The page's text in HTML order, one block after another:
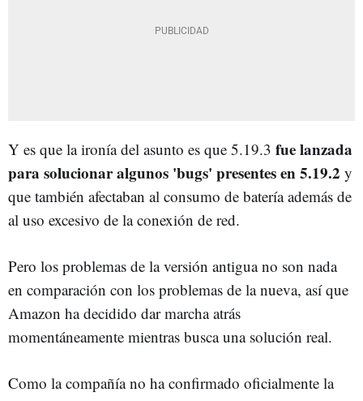
Y es que la ironía del asunto es que 5.19.3 fue lanzada
para solucionar algunos 'bugs' presentes en 5.19.2 y
que también afectaban al consumo de batería además de
al uso excesivo de la conexión de red.
Pero los problemas de la versión antigua no son nada
en comparación con los problemas de la nueva, así que
Amazon ha decidido dar marcha atrás
momentáneamente mientras busca una solución real.
Como la compañía no ha confirmado oficialmente la